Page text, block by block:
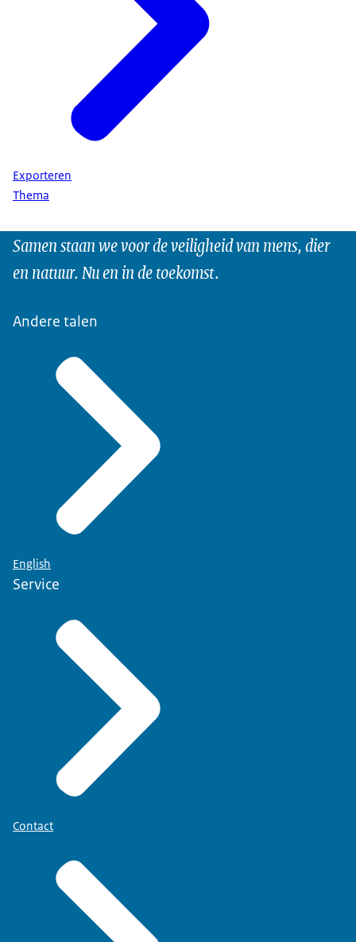
Exporteren
Thema
Samen staan we voor de veiligheid van mens, dier
en natuur. Nu en in de toekomst.
Andere talen
English
Service
Contact